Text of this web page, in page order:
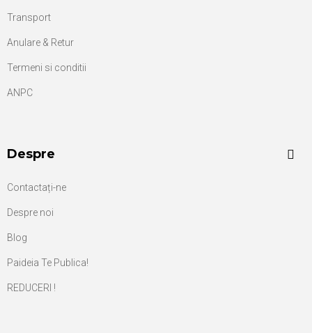
Transport
Anulare & Retur
Termeni si conditii
ANPC
Despre
Contactați-ne
Despre noi
Blog
Paideia Te Publica!
REDUCERI !